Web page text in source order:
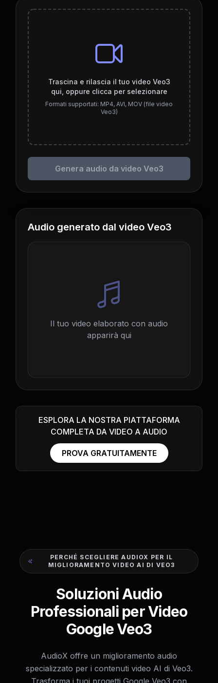
Trascina e rilascia il tuo video Veo3
qui, oppure clicca per selezionare
Formati supportati: MP4, AVI, MOV (file video
Veo3)
Genera audio da video Veo3
Audio generato dal video Veo3
Il tuo video elaborato con audio
apparirà qui
ESPLORA LA NOSTRA PIATTAFORMA
COMPLETA DA VIDEO A AUDIO
PROVA GRATUITAMENTE
PERCHÉ SCEGLIERE AUDIOX PER IL
MIGLIORAMENTO VIDEO AI DI VEO3
Soluzioni Audio
Professionali per Video
Google Veo3
AudioX offre un miglioramento audio
specializzato per i contenuti video AI di Veo3.
Trasforma i tuoi progetti Google Veo3 con